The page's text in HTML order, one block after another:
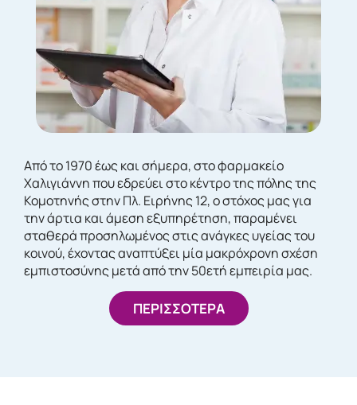
Από το 1970 έως και σήμερα, στο φαρμακείο
Χαλιγιάννη που εδρεύει στο κέντρο της πόλης της
Κομοτηνής στην Πλ. Ειρήνης 12, ο στόχος μας για
την άρτια και άμεση εξυπηρέτηση, παραμένει
σταθερά προσηλωμένος στις ανάγκες υγείας του
κοινού, έχοντας αναπτύξει μία μακρόχρονη σχέση
εμπιστοσύνης μετά από την 50ετή εμπειρία μας.
ΠΕΡΙΣΣΟΤΕΡΑ